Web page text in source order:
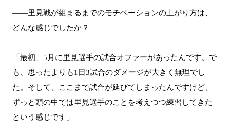
――里見戦が組まるまでのモチベーションの上がり方は、
どんな感じでしたか？
「最初、5月に里見選手の試合オファーがあったんです。で
も、思ったよりも1日3試合のダメージが大きく無理でし
た。そして、ここまで試合が延びてしまったんですけど、
ずっと頭の中では里見選手のことを考えつつ練習してきた
という感じです」